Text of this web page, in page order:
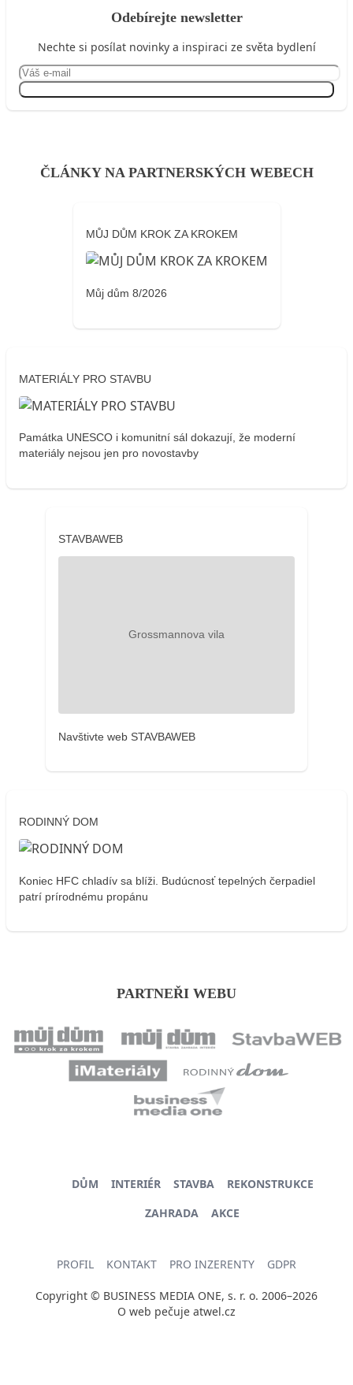
Odebírejte newsletter
Nechte si posílat novinky a inspiraci ze světa bydlení
ČLÁNKY NA PARTNERSKÝCH WEBECH
MŮJ DŮM KROK ZA KROKEM
Můj dům 8/2026
MATERIÁLY PRO STAVBU
Památka UNESCO i komunitní sál dokazují, že moderní
materiály nejsou jen pro novostavby
STAVBAWEB
Navštivte web STAVBAWEB
RODINNÝ DOM
Koniec HFC chladív sa blíži. Budúcnosť tepelných čerpadiel
patrí prírodnému propánu
PARTNEŘI WEBU
DŮM INTERIÉR STAVBA
REKONSTRUKCE
ZAHRADA
AKCE
PROFIL KONTAKT PRO INZERENTY GDPR
Copyright © BUSINESS MEDIA ONE, s. r. o. 2006–2026